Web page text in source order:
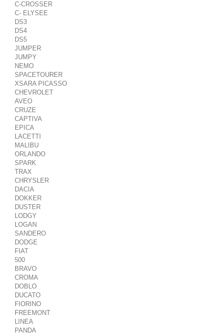
C-CROSSER
C- ELYSEE
DS3
DS4
DS5
JUMPER
JUMPY
NEMO
SPACETOURER
XSARA PICASSO
CHEVROLET
AVEO
CRUZE
CAPTIVA
EPICA
LACETTI
MALIBU
ORLANDO
SPARK
TRAX
CHRYSLER
DACIA
DOKKER
DUSTER
LODGY
LOGAN
SANDERO
DODGE
FIAT
500
BRAVO
CROMA
DOBLO
DUCATO
FIORINO
FREEMONT
LINEA
PANDA